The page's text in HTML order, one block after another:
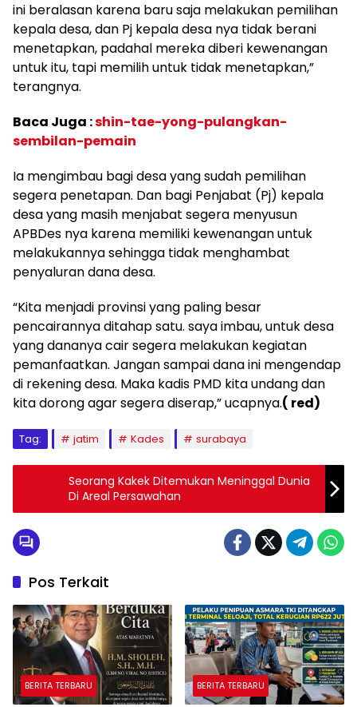
ini beralasan karena baru saja melakukan pemilihan
kepala desa, dan Pj kepala desa nya tidak berani
menetapkan, padahal mereka diberi kewenangan
untuk itu, tapi memilih untuk tidak menetapkan,”
terangnya.
Baca Juga :shin-tae-yong-pulangkan-
sembilan-pemain
Ia mengimbau bagi desa yang sudah pemilihan
segera penetapan. Dan bagi Penjabat (Pj) kepala
desa yang masih menjabat segera menyusun
APBDes nya karena memiliki kewenangan untuk
melakukannya sehingga tidak menghambat
penyaluran dana desa.
“Kita menjadi provinsi yang paling besar
pencairannya ditahap satu. saya imbau, untuk desa
yang dananya cair segera melakukan kegiatan
pemanfaatkan. Jangan sampai dana ini mengendap
di rekening desa. Maka kadis PMD kita undang dan
kita dorong agar segera diserap,” ucapnya.( red)
Tag: jatim Kades surabaya
Seorang Kakek Ditemukan Meninggal Dunia
Di Areal Persawahan
Pos Terkait
BERITA TERBARU BERITA TERBARU